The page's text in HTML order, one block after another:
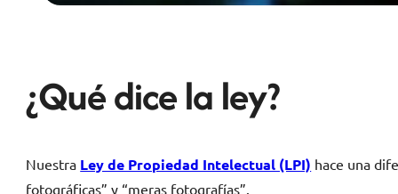
¿Qué dice la ley?
Nuestra Ley de Propiedad Intelectual (LPI) hace una
fotográficas” y “meras fotografías”.